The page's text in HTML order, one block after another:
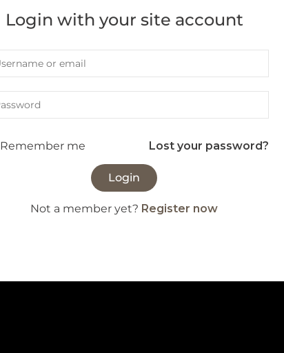
Login with your site account
Lost your password?
Remember me
Not a member yet? Register now